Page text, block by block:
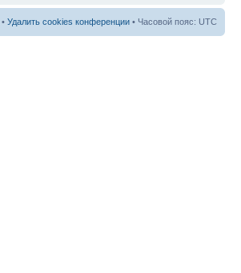
• Удалить cookies конференции • Часовой пояс: UTC